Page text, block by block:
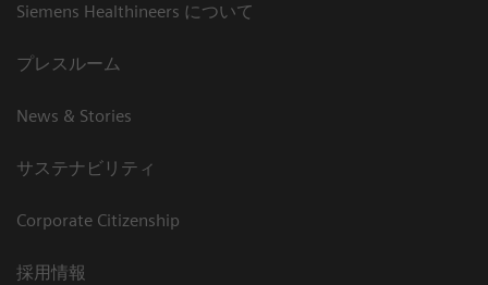
Siemens Healthineers について
プレスルーム
News & Stories
サステナビリティ
Corporate Citizenship
採用情報